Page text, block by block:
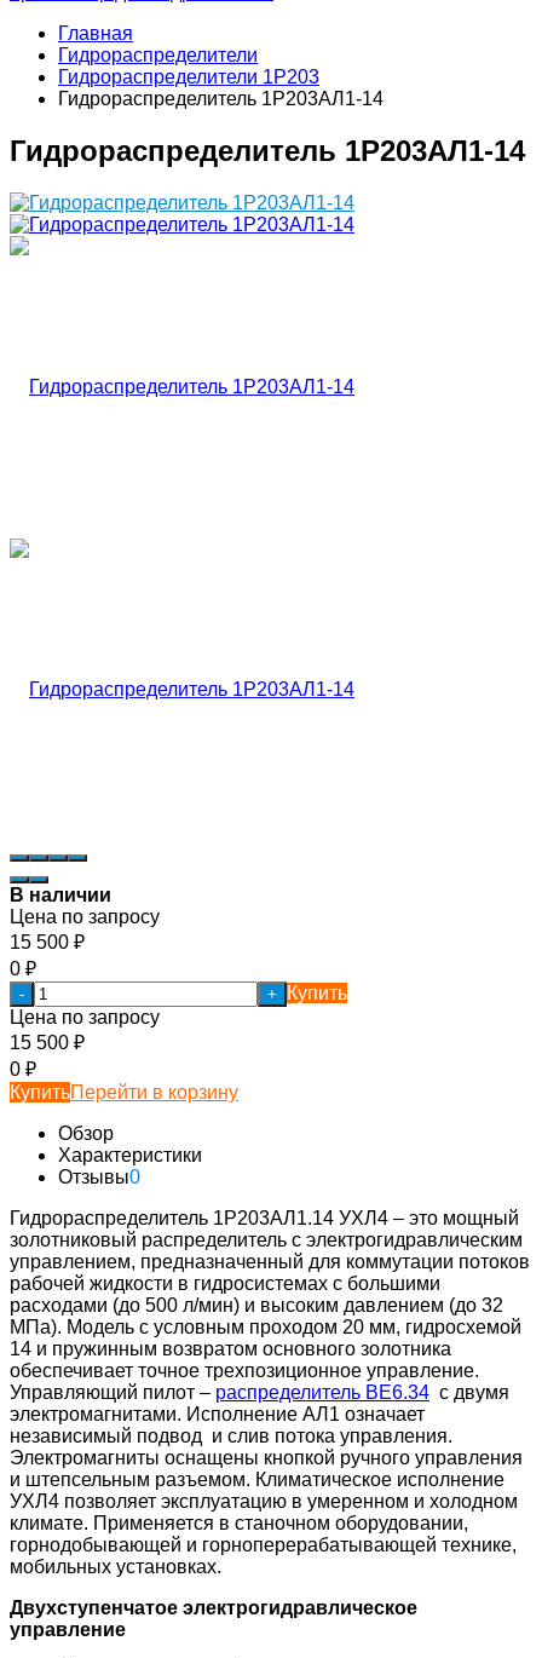
Главная
Гидрораспределители
Гидрораспределители 1Р203
Гидрораспределитель 1Р203АЛ1-14
Гидрораспределитель 1Р203АЛ1-14
В наличии
Цена по запросу
15 500 ₽
0 ₽
- +
Купить
Цена по запросу
15 500 ₽
0 ₽
КупитьПерейти в корзину
Обзор
Характеристики
Отзывы0
Гидрораспределитель 1Р203АЛ1.14 УХЛ4 – это мощный
золотниковый распределитель с электрогидравлическим
управлением, предназначенный для коммутации потоков
рабочей жидкости в гидросистемах с большими
расходами (до 500 л/мин) и высоким давлением (до 32
МПа). Модель с условным проходом 20 мм, гидросхемой
14 и пружинным возвратом основного золотника
обеспечивает точное трехпозиционное управление.
Управляющий пилот – распределитель ВЕ6.34 с двумя
электромагнитами. Исполнение АЛ1 означает
независимый подвод и слив потока управления.
Электромагниты оснащены кнопкой ручного управления
и штепсельным разъемом. Климатическое исполнение
УХЛ4 позволяет эксплуатацию в умеренном и холодном
климате. Применяется в станочном оборудовании,
горнодобывающей и горноперерабатывающей технике,
мобильных установках.
Двухступенчатое электрогидравлическое
управление